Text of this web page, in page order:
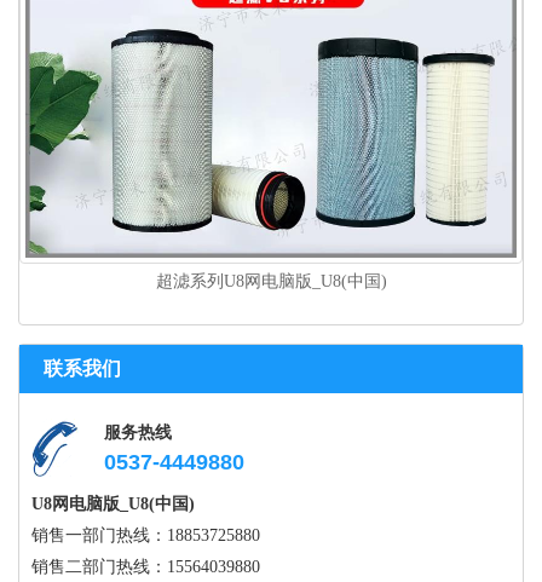
超滤系列U8网电脑版_U8(中国)
联系我们
服务热线
0537-4449880
U8网电脑版_U8(中国)
销售一部门热线：18853725880
销售二部门热线：15564039880